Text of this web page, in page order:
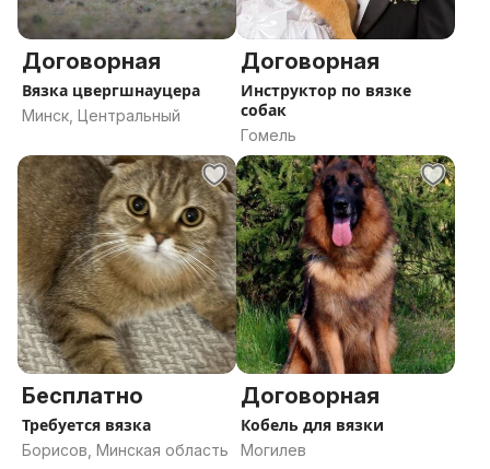
Договорная
Вязка цвергшнауцера
Минск, Центральный
Договорная
Инструктор по вязке
собак
Гомель
Бесплатно
Требуется вязка
Борисов, Минская область
Договорная
Кобель для вязки
Могилев